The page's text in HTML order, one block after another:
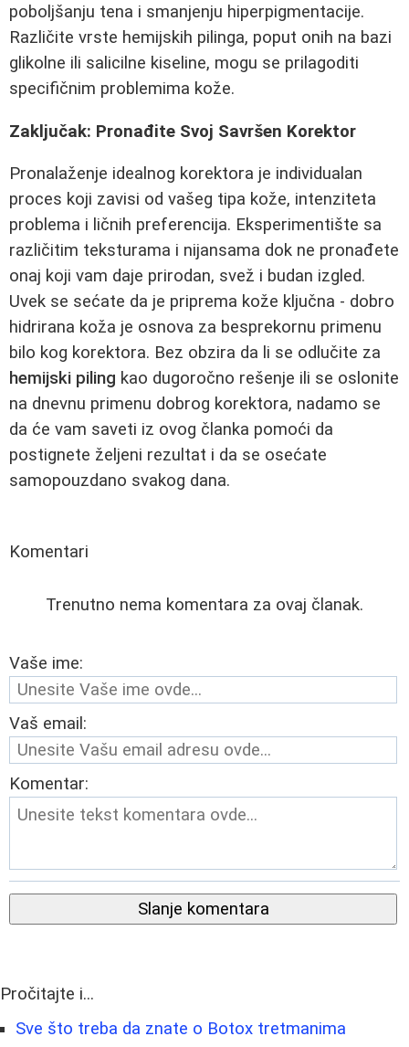
poboljšanju tena i smanjenju hiperpigmentacije.
Različite vrste hemijskih pilinga, poput onih na bazi
glikolne ili salicilne kiseline, mogu se prilagoditi
specifičnim problemima kože.
Zaključak: Pronađite Svoj Savršen Korektor
Pronalaženje idealnog korektora je individualan
proces koji zavisi od vašeg tipa kože, intenziteta
problema i ličnih preferencija. Eksperimentište sa
različitim teksturama i nijansama dok ne pronađete
onaj koji vam daje prirodan, svež i budan izgled.
Uvek se sećate da je priprema kože ključna - dobro
hidrirana koža je osnova za besprekornu primenu
bilo kog korektora. Bez obzira da li se odlučite za
hemijski piling kao dugoročno rešenje ili se oslonite
na dnevnu primenu dobrog korektora, nadamo se
da će vam saveti iz ovog članka pomoći da
postignete željeni rezultat i da se osećate
samopouzdano svakog dana.
Komentari
Trenutno nema komentara za ovaj članak.
Vaše ime:
Vaš email:
Komentar:
Slanje komentara
Pročitajte i...
Sve što treba da znate o Botox tretmanima